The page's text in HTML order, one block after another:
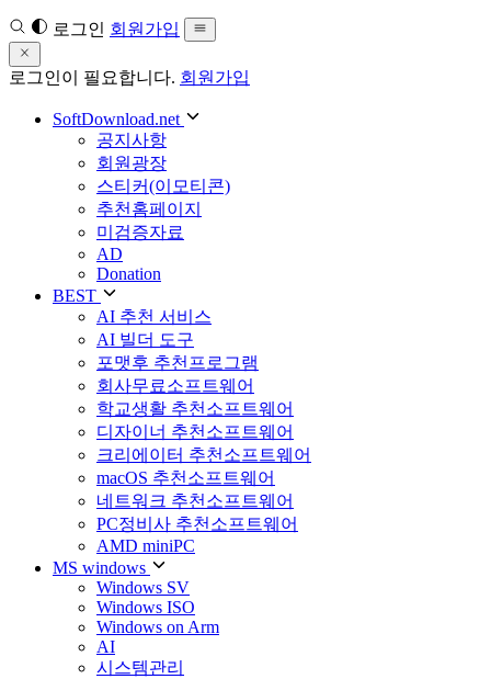
로그인 회원가입
로그인이 필요합니다. 회원가입
SoftDownload.net
공지사항
회원광장
스티커(이모티콘)
추천홈페이지
미검증자료
AD
Donation
BEST
AI 추천 서비스
AI 빌더 도구
포맷후 추천프로그램
회사무료소프트웨어
학교생활 추천소프트웨어
디자이너 추천소프트웨어
크리에이터 추천소프트웨어
macOS 추천소프트웨어
네트워크 추천소프트웨어
PC정비사 추천소프트웨어
AMD miniPC
MS windows
Windows SV
Windows ISO
Windows on Arm
AI
시스템관리